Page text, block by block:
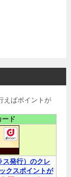
えばポイントが
ード
ス発行）のクレ
クスポイントが